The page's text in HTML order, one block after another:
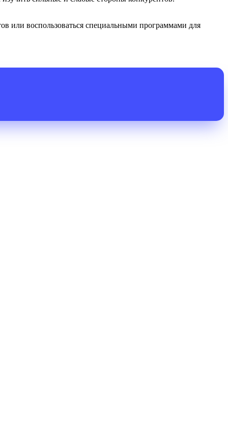
или воспользоваться специальными программами для